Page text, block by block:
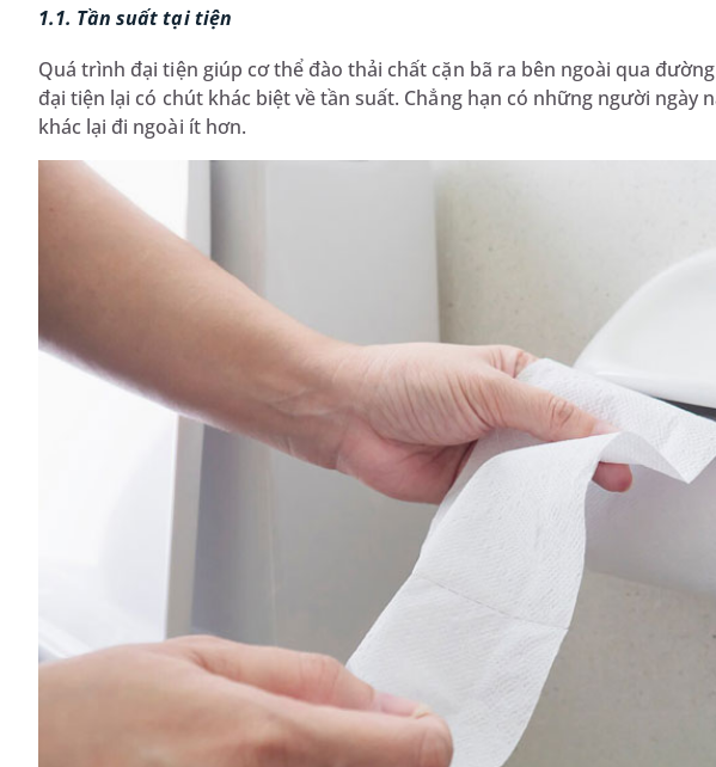
1.1. Tần suất tại tiện
Quá trình đại tiện giúp cơ thể đào thải chất cặn bã ra bên ngoài qua
đại tiện lại có chút khác biệt về tần suất. Chẳng hạn có những người ngày
khác lại đi ngoài ít hơn.